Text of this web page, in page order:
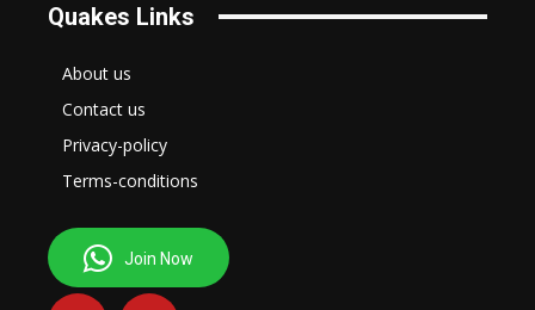
Quakes Links
About us
Contact us
Privacy-policy
Terms-conditions
Join Now